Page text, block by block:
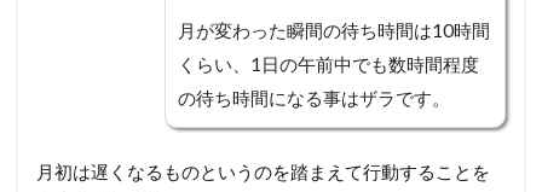
月が変わった瞬間の待ち時間は10時間
くらい、1日の午前中でも数時間程度
の待ち時間になる事はザラです。
月初は遅くなるものというのを踏まえて行動することを